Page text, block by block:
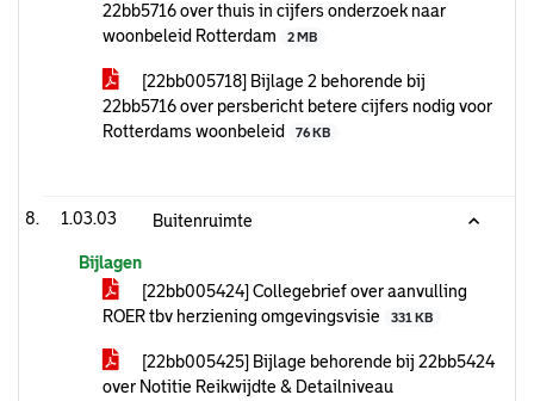
22bb5716 over thuis in cijfers onderzoek naar
woonbeleid Rotterdam
2 MB
[22bb005718] Bijlage 2 behorende bij
22bb5716 over persbericht betere cijfers nodig voor
Rotterdams woonbeleid
76 KB
1.03.03 Buitenruimte
Bijlagen
[22bb005424] Collegebrief over aanvulling
ROER tbv herziening omgevingsvisie
331 KB
[22bb005425] Bijlage behorende bij 22bb5424
over Notitie Reikwijdte & Detailniveau